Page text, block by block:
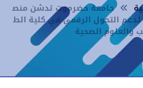
جامعة حضرموت تدشن منص
لدعم التحول الرقمي في كلية الط
ب والعلوم الصحية